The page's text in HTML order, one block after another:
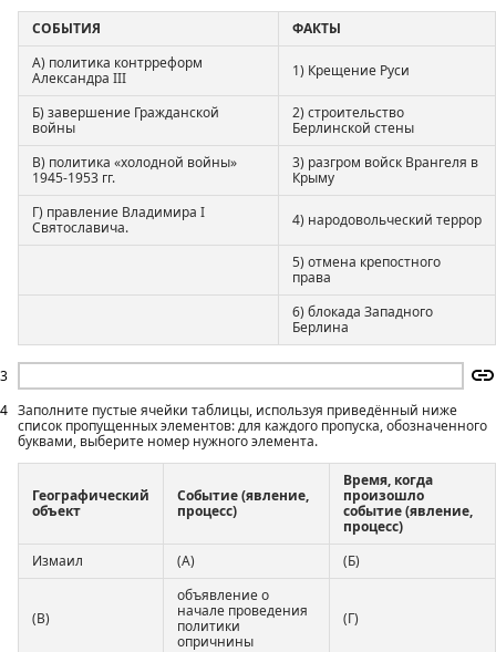
3
СОБЫТИЯ
ФАКТЫ
А) политика контрреформ
Александра III
1) Крещение Руси
Б) завершение Гражданской
войны
2) строительство
Берлинской стены
В) политика «холодной войны»
1945-1953 гг.
3) разгром войск Врангеля в
Крыму
Г) правление Владимира I
Святославича.
4) народовольческий террор
5) отмена крепостного
права
6) блокада Западного
Берлина
4 Заполните пустые ячейки таблицы, используя приведённый ниже
список пропущенных элементов: для каждого пропуска, обозначенного
буквами, выберите номер нужного элемента.
Географический
объект
Событие (явление,
процесс)
Время, когда
произошло
событие (явление,
процесс)
Измаил
(А) (Б)
(В)
объявление о
начале проведения
политики
опричнины
(Г)